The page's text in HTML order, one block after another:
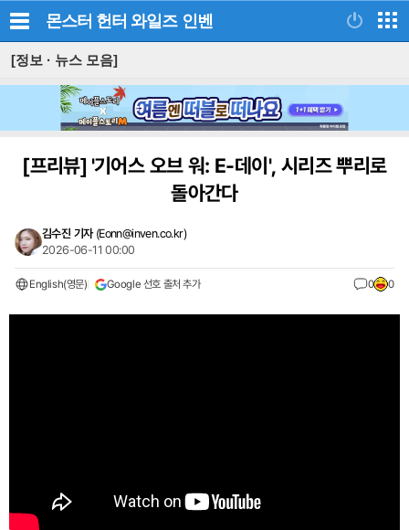
몬스터 헌터 와일즈 인벤
[정보 · 뉴스 모음]
[프리뷰]'기어스 오브 워: E-데이', 시리즈 뿌리로
돌아간다
김수진 기자 (Eonn@inven.co.kr)
2026-06-11 00:00
English(영문) Google 선호 출처 추가 0 0